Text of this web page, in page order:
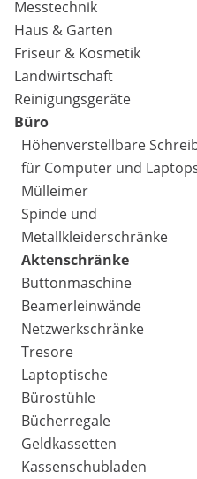
Messtechnik
Haus & Garten
Friseur & Kosmetik
Landwirtschaft
Reinigungsgeräte
Büro
Höhenverstellbare
für Computer und
Mülleimer
Spinde und
Metallkleiderschränke
Aktenschränke
Buttonmaschine
Beamerleinwände
Netzwerkschränke
Tresore
Laptoptische
Bürostühle
Bücherregale
Geldkassetten
Kassenschubladen